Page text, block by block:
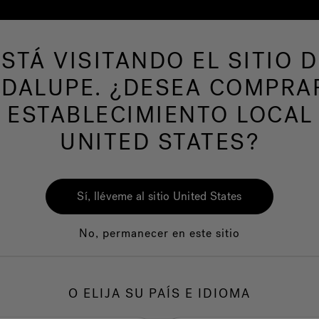
hidromasaje Más productos Nuestra
Servicio al
VISITANDO EL SITIO
¿DESEA
ESTABLECIMIENTO LOCAL
UNITED STATES?
Sí, lléveme al sitio United States
No, permanecer en este sitio
O ELIJA SU PAÍS E IDIOMA